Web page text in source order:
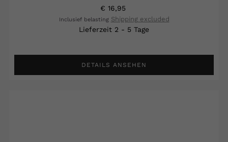
€ 16,95
Inclusief belasting Shipping excluded
Lieferzeit 2 - 5 Tage
DETAILS ANSEHEN